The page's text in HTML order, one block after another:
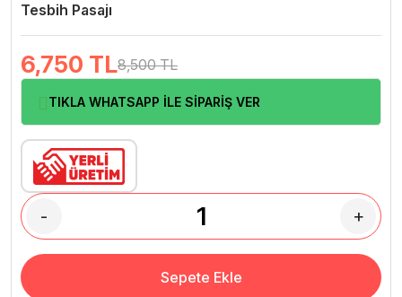
Tesbih Pasajı
6,750 TL8,500 TL
TIKLA WHATSAPP İLE SİPARİŞ VER
- +
Sepete Ekle